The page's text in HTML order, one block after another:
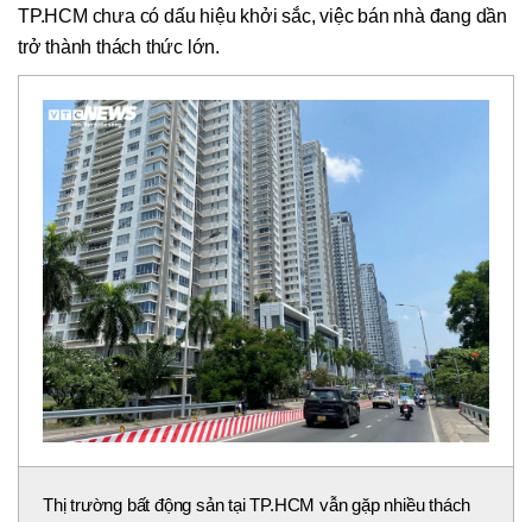
TP.HCM chưa có dấu hiệu khởi sắc, việc bán nhà đang dần
trở thành thách thức lớn.
Thị trường bất động sản tại TP.HCM vẫn gặp nhiều thách